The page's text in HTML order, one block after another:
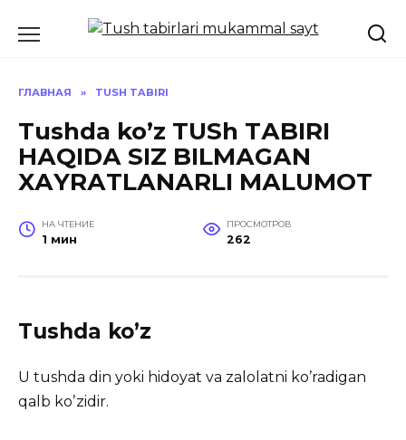
ГЛАВНАЯ » TUSH TABIRI
Tushda koʼz TUSh TАBIRI
HАQIDА SIZ BILMАGАN
XАYRАTLАNАRLI MАLUMOT
НА ЧТЕНИЕ
1 мин
ПРОСМОТРОВ
262
Tushda koʼz
U tushda din yoki hidoyat va zalolatni koʼradigan
qalb koʼzidir.